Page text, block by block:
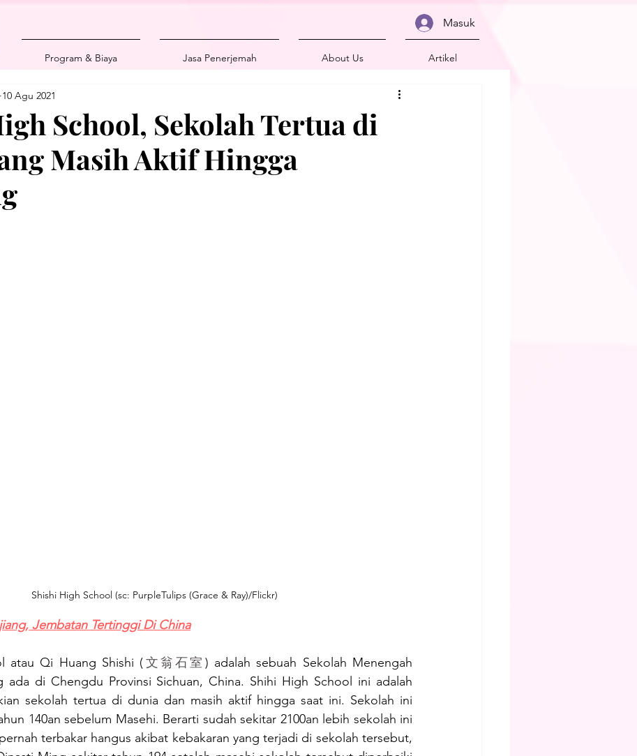
Masuk
Program & Biaya Jasa Penerjemah About Us Artikel
School, Sekolah Tertua di
Masih Aktif Hingga
10 Agu 2021
Shishi High School (sc: PurpleTulips (Grace & Ray)/Flickr)
Jembatan Tertinggi Di China
atau Qi Huang Shishi (文翁石室 ) adalah sebuah Sekolah Menengah
ada di Chengdu Provinsi Sichuan, China. Shihi High School ini adalah
sekolah tertua di dunia dan masih aktif hingga saat ini. Sekolah ini
140an sebelum Masehi. Berarti sudah sekitar 2100an lebih sekolah ini
terbakar hangus akibat kebakaran yang terjadi di sekolah tersebut,